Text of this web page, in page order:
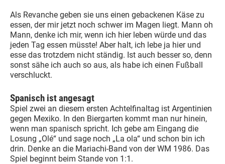
Als Revanche geben sie uns einen gebackenen Käse zu
essen, der mir jetzt noch schwer im Magen liegt. Mann oh
Mann, denke ich mir, wenn ich hier leben würde und das
jeden Tag essen müsste! Aber halt, ich lebe ja hier und
esse das trotzdem nicht ständig. Ist auch besser so, denn
sonst sähe ich auch so aus, als habe ich einen Fußball
verschluckt.
Spanisch ist angesagt
Spiel zwei an diesem ersten Achtelfinaltag ist Argentinien
gegen Mexiko. In den Biergarten kommt man nur hinein,
wenn man spanisch spricht. Ich gebe am Eingang die
Losung „Olé“ und sage noch „La ola“ und schon bin ich
drin. Denke an die Mariachi-Band von der WM 1986. Das
Spiel beginnt beim Stande von 1:1.